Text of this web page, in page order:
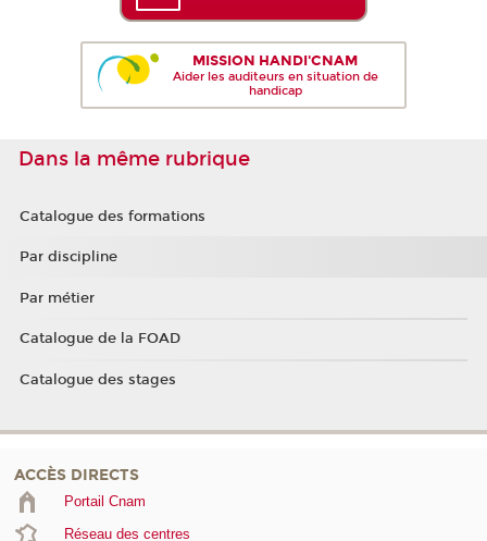
MISSION HANDI'CNAM
Aider les auditeurs en situation de
handicap
Dans la même rubrique
Catalogue des formations
Par discipline
Par métier
Catalogue de la FOAD
Catalogue des stages
ACCÈS DIRECTS
Portail Cnam
Réseau des centres